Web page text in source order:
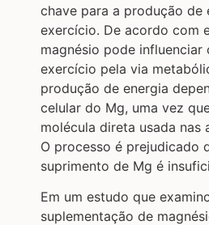
chave para a produção de
exercício. De acordo com
magnésio pode influenciar
exercício pela via
produção de energia
celular do Mg, uma vez
molécula direta usada nas
O processo é prejudicado
suprimento de Mg é
Em um estudo que
suplementação de